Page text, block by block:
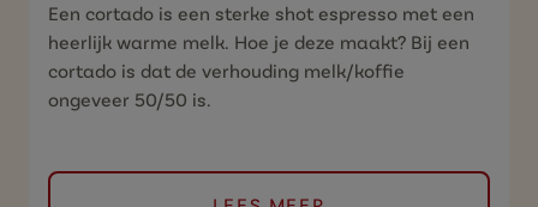
Een cortado is een sterke shot espresso met een
heerlijk warme melk. Hoe je deze maakt? Bij een
cortado is dat de verhouding melk/koffie
ongeveer 50/50 is.